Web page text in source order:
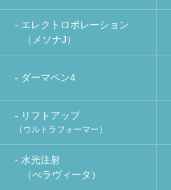
- エレクトロポレーション
（メソナJ）
- ダーマペン4
- リフトアップ
（ウルトラフォーマー）
- 水光注射
（べラヴィータ）